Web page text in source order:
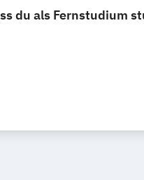
du als Fernstudium